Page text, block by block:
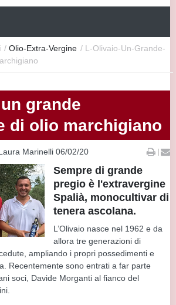
/ Olio-Extra-Vergine / L-Olivaio-Un-Grande-
grande
di olio marchigiano
Marinelli 06/02/20 |
Sempre di grande
pregio è l'extravergine
Spalià, monocultivar di
tenera ascolana.
L’Olivaio nasce nel 1962 e da
allora tre generazioni di
ampliando i propri possedimenti e
Recentemente sono entrati a far parte
soci, Davide Morganti al fianco del